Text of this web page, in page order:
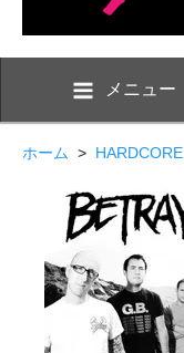
メニュー
ホーム > HARDCORE